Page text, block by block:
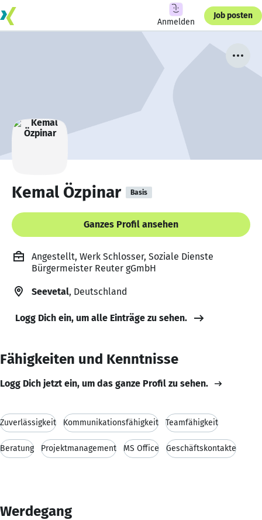
Anmelden
Job posten
Kemal Özpinar Basis
Ganzes Profil ansehen
Angestellt, Werk Schlosser, Soziale Dienste
Bürgermeister Reuter gGmbH
Seevetal, Deutschland
Logg Dich ein, um alle Einträge zu sehen.
Fähigkeiten und Kenntnisse
Logg Dich jetzt ein, um das ganze Profil zu sehen.
Zuverlässigkeit Kommunikationsfähigkeit Teamfähigkeit
Beratung Projektmanagement MS Office Geschäftskontakte
Werdegang